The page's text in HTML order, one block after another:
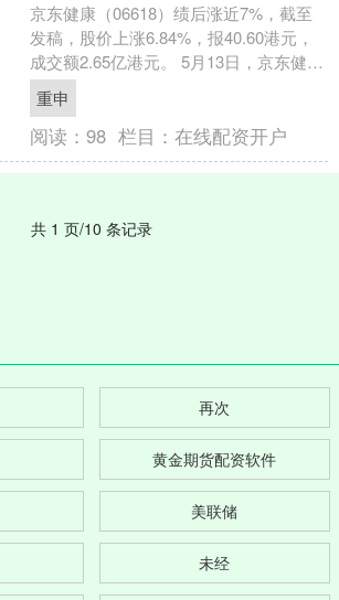
京东健康（06618）绩后涨近7%，截至
发稿，股价上涨6.84%，报40.60港元，
成交额2.65亿港元。 5月13日，京东健康
发布2025年第一季度业绩，收入....
重申
阅读：98 栏目：在线配资开户
共 1 页/10 条记录
再次
黄金期货配资软件
美联储
未经